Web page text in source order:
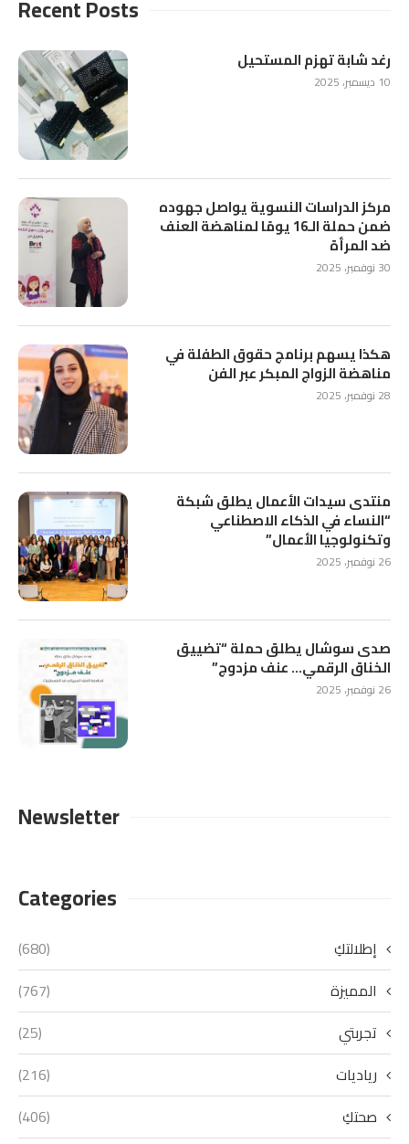
Recent Posts
رغد شابة تهزم المستحيل
10 ديسمبر، 2025
مركز الدراسات النسوية يواصل جهوده
ضمن حملة الـ16 يومًا لمناهضة العنف
ضد المرأة
30 نوفمبر، 2025
هكذا يسهم برنامج حقوق الطفلة في
مناهضة الزواج المبكر عبر الفن
28 نوفمبر، 2025
منتدى سيدات الأعمال يطلق شبكة
“النساء في الذكاء الاصطناعي
وتكنولوجيا الأعمال”
26 نوفمبر، 2025
صدى سوشال يطلق حملة “تضييق
الخناق الرقمي… عنف مزدوج”
26 نوفمبر، 2025
Newsletter
Categories
إطلالتكِ
(680)
المميزة
(767)
تجربتي
(25)
رياديات
(216)
صحتكِ
(406)